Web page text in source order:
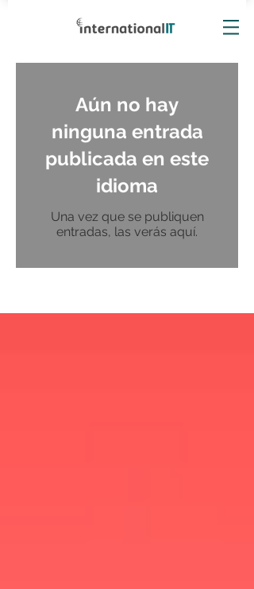
Aún no hay
ninguna entrada
publicada en este
idioma
Una vez que se publiquen
entradas, las verás aquí.